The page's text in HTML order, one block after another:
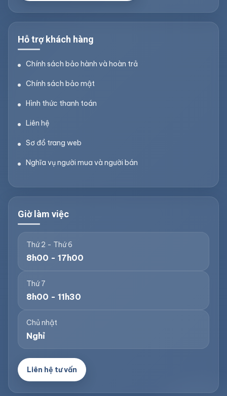
Hỗ trợ khách hàng
Chính sách bảo hành và hoàn trả
Chính sách bảo mật
Hình thức thanh toán
Liên hệ
Sơ đồ trang web
Nghĩa vụ người mua và người bán
Giờ làm việc
Thứ 2 - Thứ 6
8h00 - 17h00
Thứ 7
8h00 - 11h30
Chủ nhật
Nghỉ
Liên hệ tư vấn